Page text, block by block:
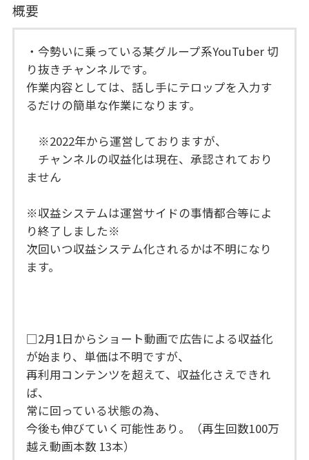
概要
・今勢いに乗っている某グループ系YouTuber 切
り抜きチャンネルです。
作業内容としては、話し手にテロップを入力す
るだけの簡単な作業になります。
※2022年から運営しておりますが、
チャンネルの収益化は現在、承認されており
ません
※収益システムは運営サイドの事情都合等によ
り終了しました※
次回いつ収益システム化されるかは不明になり
ます。
□2月1日からショート動画で広告による収益化
が始まり、単価は不明ですが、
再利用コンテンツを超えて、収益化さえできれ
ば、
常に回っている状態の為、
今後も伸びていく可能性あり。（再生回数100万
越え動画本数 13本）